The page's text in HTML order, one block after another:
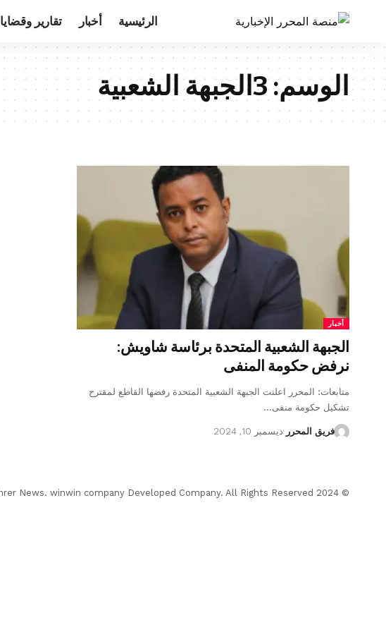
الرئيسية أخبار تقارير وقضايا
الوسم:3الجبهة الشعبية
أخبار
الجبهة الشعبية المتحدة برئاسة شاويش:
نرفض حكومة المنفى
متابعات: المحرر اعلنت الجبهة الشعبية المتحدة رفضها القاطع لمقترح
تشكيل حكومة منفى…
فريق المحرر ديسمبر 10, 2024
© 2024 Almohrer News. winwin company Developed Company. All Rights Reserved.